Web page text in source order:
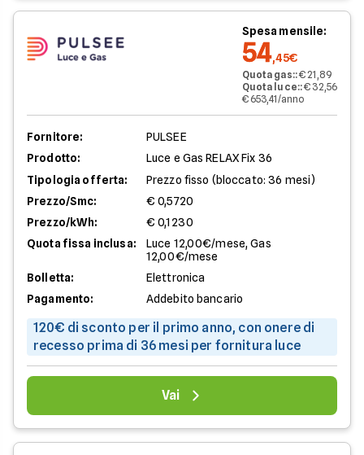
Spesa mensile:
54,45€
Quota gas::€ 21,89
Quota luce::€ 32,56
€ 653,41/anno
Fornitore:
PULSEE
Prodotto:
Luce e Gas RELAX Fix 36
Tipologia offerta:
Prezzo fisso (bloccato: 36 mesi)
Prezzo/Smc:
€ 0,5720
Prezzo/kWh:
€ 0,1230
Quota fissa inclusa:
Luce 12,00€/mese, Gas
12,00€/mese
Bolletta:
Elettronica
Pagamento:
Addebito bancario
120€ di sconto per il primo anno, con onere di
recesso prima di 36 mesi per fornitura luce
Vai